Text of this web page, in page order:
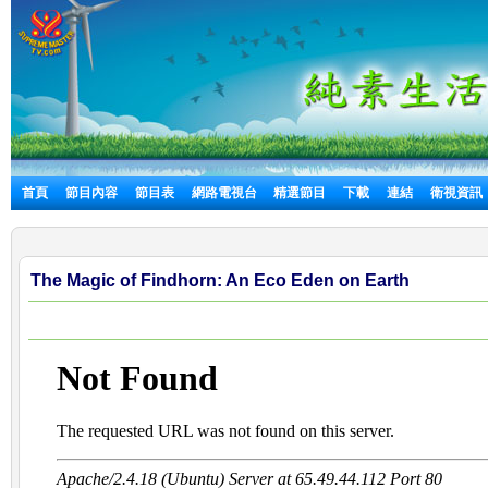
首頁 節目內容 節目表 網路電視台 精選節目 下載 連結 衛視資訊
The Magic of Findhorn: An Eco Eden on Earth